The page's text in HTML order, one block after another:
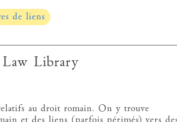
de liens
Library
au droit romain. On y trouve